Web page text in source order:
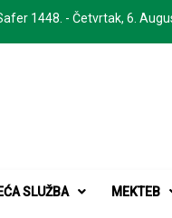
1448. - Četvrtak, 6.
SLUŽBA MEKTEB